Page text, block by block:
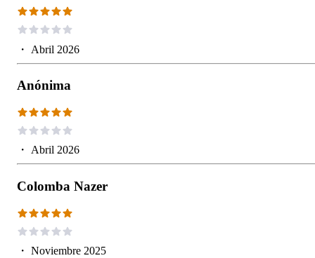
・ Abril 2026
Anónima
・ Abril 2026
Colomba Nazer
・ Noviembre 2025